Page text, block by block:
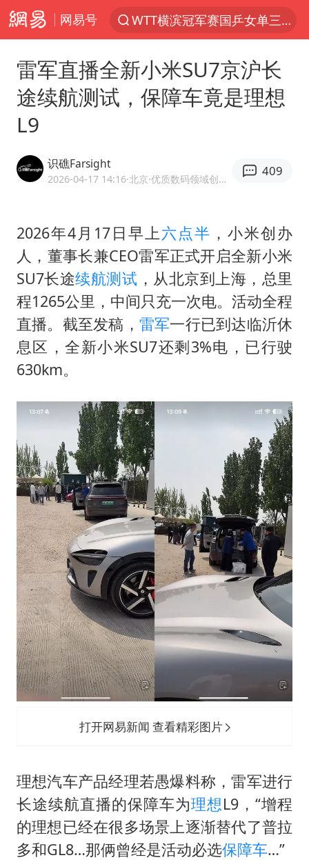
网易号
WTT横滨冠军赛国乒女单三将晋级四强
马克·艾伦退出斯诺克中国公开赛
新疆优化调整景区内自驾服务费
情侣在平潭拍日出时坠崖致一死一伤
台当局重金为“台独”织“皇帝新衣”
几元成本的AI广告导致千万市值蒸发
老挝国会主席赛宋蓬逝世
茅台部分直营店飞天茅台提价
夏日经济乘“热”而上 消费市场向“新”而行
黄金牛市回来了吗
酒店花洒现排泄物住客索赔遭拒
杭州全市有序停课
乐享全民健身 共筑健康中国
雷军直播全新小米SU7京沪长
途续航测试，保障车竟是理想
L9
识礁Farsight
2026-04-17 14:16·北京 ·优质数码领域创作者
409
2026年4月17日早上六点半 ，小米创办
人，董事长兼CEO雷军正式开启全新小米
SU7长途续航测试 ，从北京到上海，总里
程1265公里，中间只充一次电。活动全程
直播。截至发稿， 雷军一行已到达临沂休
息区，全新小米SU7还剩3%电，已行驶
630km。
打开网易新闻 查看精彩图片
理想汽车产品经理若愚爆料称，雷军进行
长途续航直播的保障车为理想L9，“增程
的理想已经在很多场景上逐渐替代了普拉
多和GL8…那俩曾经是活动必选保障车…”